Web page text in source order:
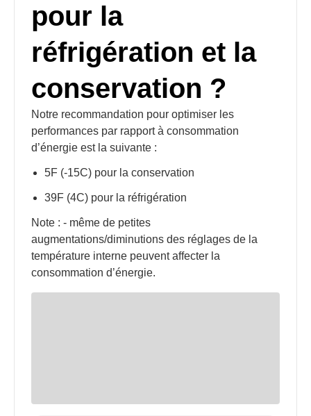
pour la
réfrigération et la
conservation ?
Notre recommandation pour optimiser les
performances par rapport à consommation
d’énergie est la suivante :
5F (-15C) pour la conservation
39F (4C) pour la réfrigération
Note : - même de petites
augmentations/diminutions des réglages de la
température interne peuvent affecter la
consommation d’énergie.